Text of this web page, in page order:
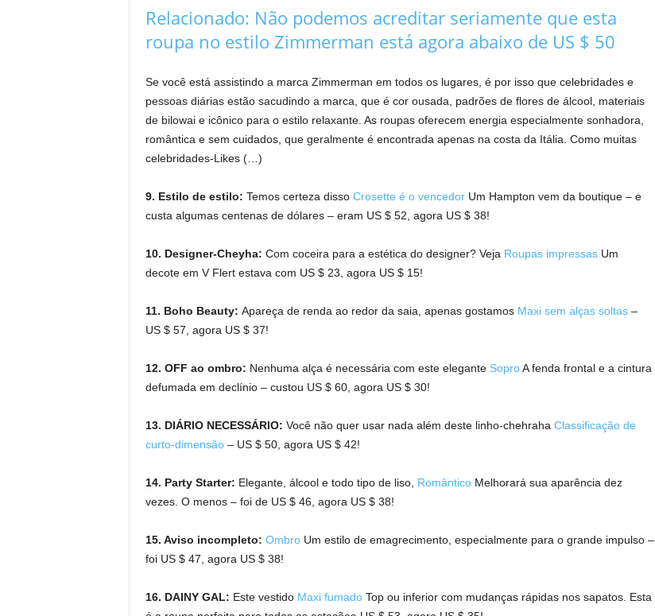
Relacionado: Não podemos acreditar seriamente que esta
roupa no estilo Zimmerman está agora abaixo de US $ 50
Se você está assistindo a marca Zimmerman em todos os lugares, é por isso que celebridades e
pessoas diárias estão sacudindo a marca, que é cor ousada, padrões de flores de álcool, materiais
de bilowai e icônico para o estilo relaxante. As roupas oferecem energia especialmente sonhadora,
romântica e sem cuidados, que geralmente é encontrada apenas na costa da Itália. Como muitas
celebridades-Likes (…)
9. Estilo de estilo: Temos certeza disso Crosette é o vencedorUm Hampton vem da boutique – e
custa algumas centenas de dólares – eram US $ 52, agora US $ 38!
10. Designer-Cheyha: Com coceira para a estética do designer? Veja Roupas impressasUm
decote em V Flert estava com US $ 23, agora US $ 15!
11. Boho Beauty: Apareça de renda ao redor da saia, apenas gostamos Maxi sem alças soltas–
US $ 57, agora US $ 37!
12. OFF ao ombro: Nenhuma alça é necessária com este elegante SoproA fenda frontal e a cintura
defumada em declínio – custou US $ 60, agora US $ 30!
13. DIÁRIO NECESSÁRIO: Você não quer usar nada além deste linho-chehraha Classificação de
curto-dimensão– US $ 50, agora US $ 42!
14. Party Starter: Elegante, álcool e todo tipo de liso, RomânticoMelhorará sua aparência dez
vezes. O menos – foi de US $ 46, agora US $ 38!
15. Aviso incompleto: OmbroUm estilo de emagrecimento, especialmente para o grande impulso –
foi US $ 47, agora US $ 38!
16. DAINY GAL: Este vestido Maxi fumadoTop ou inferior com mudanças rápidas nos sapatos. Esta